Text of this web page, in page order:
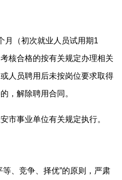
月（初次就业人员试用期1
核合格的按有关规定办理相关
人员聘用后未按岗位要求取得
，解除聘用合同。
市事业单位有关规定执行。
、竞争、择优”的原则，严肃